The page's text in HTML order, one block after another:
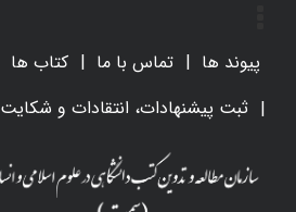
پیوند ها تماس با ما
کتاب ها
ثبت پیشنهادات، انتقادات و شکایت